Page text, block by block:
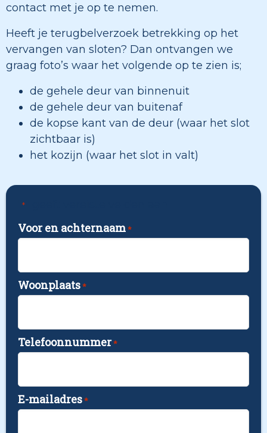
contact met je op te nemen.
Heeft je terugbelverzoek betrekking op het
vervangen van sloten? Dan ontvangen we
graag foto’s waar het volgende op te zien is;
de gehele deur van binnenuit
de gehele deur van buitenaf
de kopse kant van de deur (waar het slot
zichtbaar is)
het kozijn (waar het slot in valt)
*
Voor en achternaam*
Woonplaats*
Telefoonnummer*
E-mailadres*